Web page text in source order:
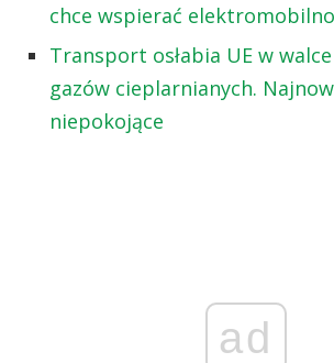
chce wspierać
Transport osłabia UE w
gazów cieplarnianych.
niepokojące
ad